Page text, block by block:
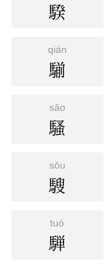
騤
qián
騚
sāo
騷
sōu
騪
tuó
騨